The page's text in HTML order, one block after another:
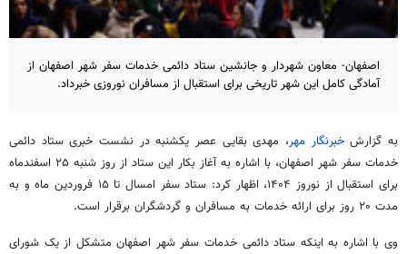
اصفهان- معاون شهردار و جانشین ستاد دائمی خدمات سفر شهر اصفهان از
آمادگی کامل این شهر تاریخی برای استقبال از مسافران نوروزی خبرداد.
به گزارشخبرنگار مهر، مهدی بقایی عصر یکشنبه در نشست خبری ستاد دائمی
خدمات سفر شهر اصفهان، با اشاره به آغاز بکار
این ستاد از روز شنبه ۲۵ اسفندماه
برای استقبال از نوروز ۱۴۰۴، اظهار کرد: ستاد سفر امسال تا ۱۵ فروردین ماه و به
مدت ۲۰ روز برای ارائه خدمات به مسافران و گردشگران برقرار است.
وی با اشاره به اینکه ستاد دائمی خدمات سفر شهر اصفهان متشکل از یک شورای